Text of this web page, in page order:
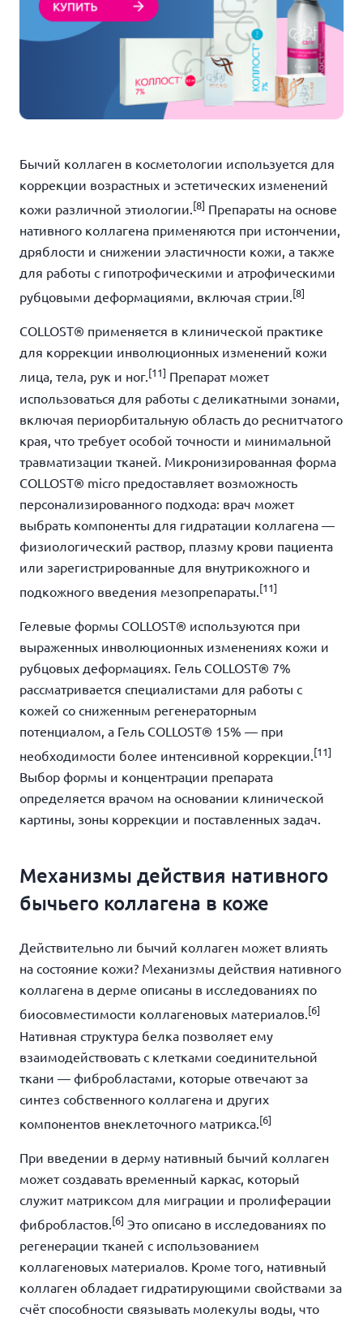
Бычий коллаген в косметологии используется для
коррекции возрастных и эстетических изменений
кожи различной этиологии. [8] Препараты на основе
нативного коллагена применяются при истончении,
дряблости и снижении эластичности кожи, а также
для работы с гипотрофическими и атрофическими
рубцовыми деформациями, включая стрии. [8]
COLLOST® применяется в клинической практике
для коррекции инволюционных изменений кожи
лица, тела, рук и ног. [11] Препарат может
использоваться для работы с деликатными зонами,
включая периорбитальную область до реснитчатого
края, что требует особой точности и минимальной
травматизации тканей. Микронизированная форма
COLLOST® micro предоставляет возможность
персонализированного подхода: врач может
выбрать компоненты для гидратации коллагена —
физиологический раствор, плазму крови пациента
или зарегистрированные для внутрикожного и
подкожного введения мезопрепараты. [11]
Гелевые формы COLLOST® используются при
выраженных инволюционных изменениях кожи и
рубцовых деформациях. Гель COLLOST® 7%
рассматривается специалистами для работы с
кожей со сниженным регенераторным
потенциалом, а Гель COLLOST® 15% — при
необходимости более интенсивной коррекции. [11]
Выбор формы и концентрации препарата
определяется врачом на основании клинической
картины, зоны коррекции и поставленных задач.
Механизмы действия нативного
бычьего коллагена в коже
Действительно ли бычий коллаген может влиять
на состояние кожи? Механизмы действия нативного
коллагена в дерме описаны в исследованиях по
биосовместимости коллагеновых материалов. [6]
Нативная структура белка позволяет ему
взаимодействовать с клетками соединительной
ткани — фибробластами, которые отвечают за
синтез собственного коллагена и других
компонентов внеклеточного матрикса. [6]
При введении в дерму нативный бычий коллаген
может создавать временный каркас, который
служит матриксом для миграции и пролиферации
фибробластов. [6] Это описано в исследованиях по
регенерации тканей с использованием
коллагеновых материалов. Кроме того, нативный
коллаген обладает гидратирующими свойствами за
счёт способности связывать молекулы воды, что